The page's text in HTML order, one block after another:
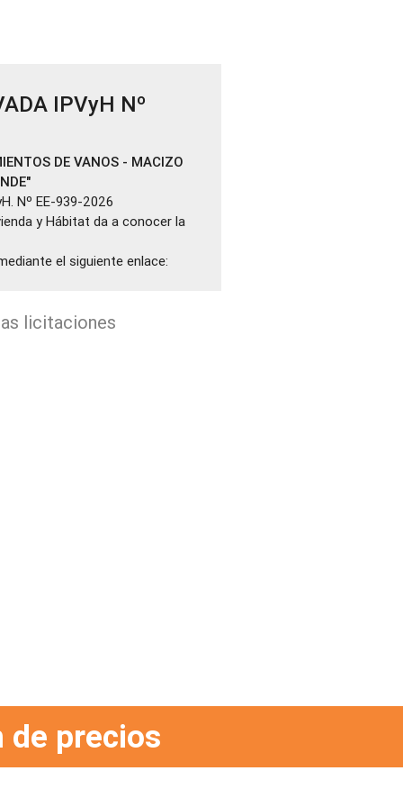
IPVyH Nº
DE VANOS - MACIZO
Nº EE-939-2026
y Hábitat da a conocer la
el siguiente enlace:
licitaciones
de precios